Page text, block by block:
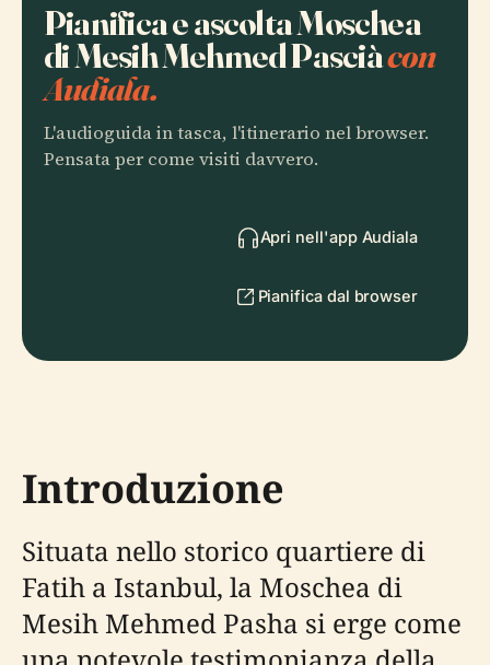
Pianifica e ascolta Moschea
di Mesih Mehmed Pasciàcon
Audiala.
L'audioguida in tasca, l'itinerario nel browser.
Pensata per come visiti davvero.
Apri nell'app Audiala
Pianifica dal browser
Introduzione
Situata nello storico quartiere di
Fatih a Istanbul, la Moschea di
Mesih Mehmed Pasha si erge come